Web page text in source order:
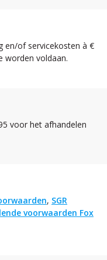
en/of servicekosten à €
worden voldaan.
voor het afhandelen
, SGR
voorwaarden Fox